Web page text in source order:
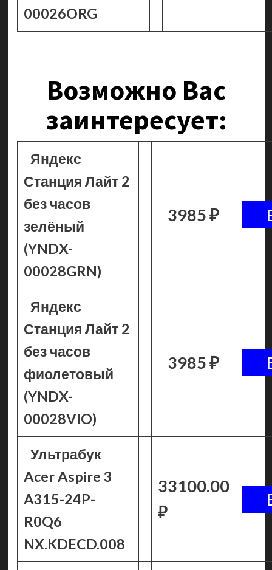
00026ORG
Возможно Вас
заинтересует:
Яндекс
Станция Лайт 2
без часов
зелёный
(YNDX-
00028GRN)
3985 ₽
Яндекс
Станция Лайт 2
без часов
фиолетовый
(YNDX-
00028VIO)
3985 ₽
Ультрабук
Acer Aspire 3
A315-24P-
R0Q6
NX.KDECD.008
33100.00
₽